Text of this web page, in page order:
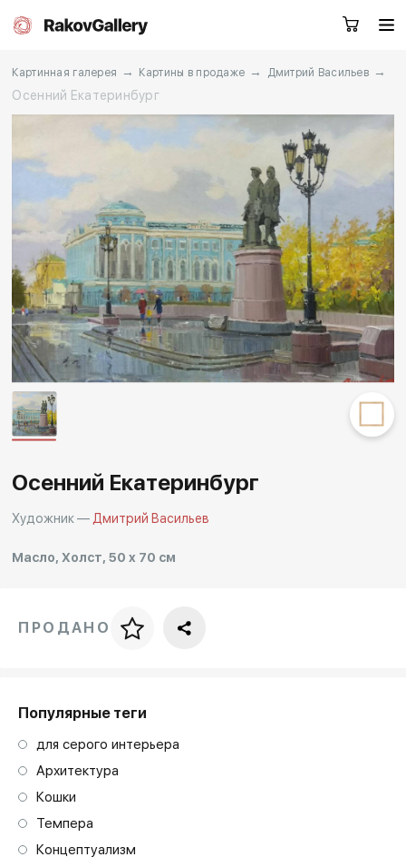
EN CN
Каталог Художники
О нас Услуги
События Контакты
Другие проекты
Заказать звонок
Картинная галерея → Картины в продаже → Дмитрий Васильев →
Осенний Екатеринбург
Осенний Екатеринбург
Художник — Дмитрий Васильев
Масло, Холст, 50 x 70 см
Цена за багет
ПРОДАНО
Популярные теги
для серого интерьера
Архитектура
Кошки
Темпера
Концептуализм